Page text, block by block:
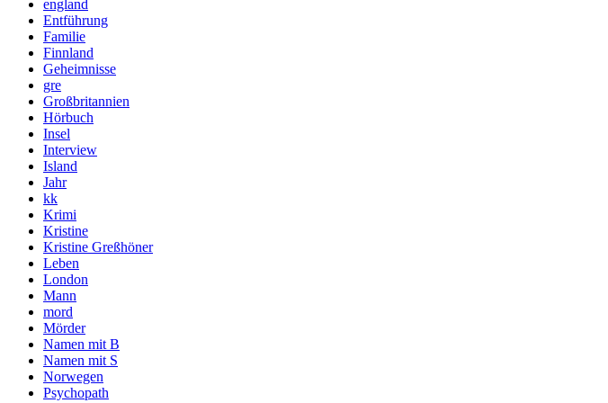
england
Entführung
Familie
Finnland
Geheimnisse
gre
Großbritannien
Hörbuch
Insel
Interview
Island
Jahr
kk
Krimi
Kristine
Kristine Greßhöner
Leben
London
Mann
mord
Mörder
Namen mit B
Namen mit S
Norwegen
Psychopath